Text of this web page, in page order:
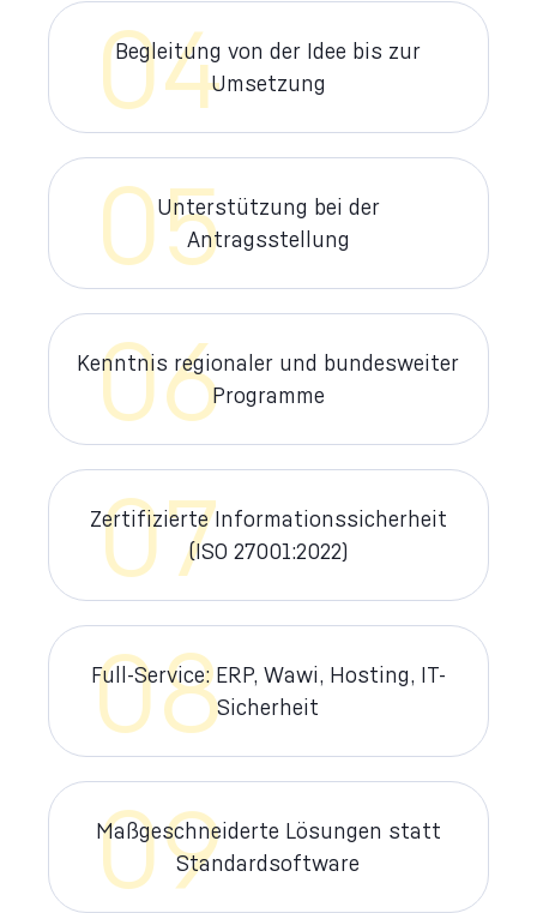
04
Begleitung von der Idee bis zur
Umsetzung
05
Unterstützung bei der
Antragsstellung
06
Kenntnis regionaler und bundesweiter
Programme
07
Zertifizierte Informationssicherheit
(ISO 27001:2022)
08
Full-Service: ERP, Wawi, Hosting, IT-
Sicherheit
09
Maßgeschneiderte Lösungen statt
Standardsoftware